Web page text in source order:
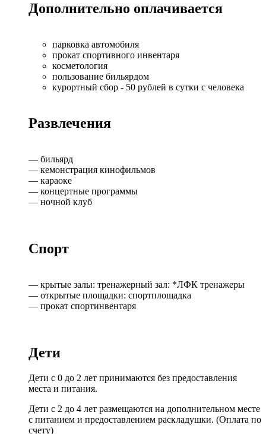
Дополнительно оплачивается
парковка автомобиля
прокат спортивного инвентаря
косметология
пользование бильярдом
курортный сбор - 50 рублей в сутки с человека
Развлечения
— бильярд
— кемонстрация кинофильмов
— караоке
— концертные программы
— ночной клуб
Спорт
— крытые залы: тренажерный зал: *ЛФК тренажеры
— открытые площадки: спортплощадка
— прокат спортинвентаря
Дети
Дети с 0 до 2 лет принимаются без предоставления
места и питания.
Дети с 2 до 4 лет размещаются на дополнительном месте
с питанием и предоставлением раскладушки. (Оплата по
счету)